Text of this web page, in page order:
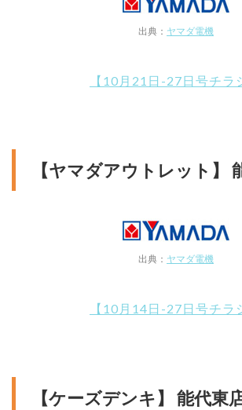
出典： ヤマダ電機
【10月21日-27日号チラ
【ヤマダアウトレット】
出典： ヤマダ電機
【10月14日-27日号チラ
【ケーズデンキ】 能代東